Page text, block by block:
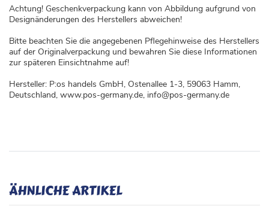
Achtung! Geschenkverpackung kann von Abbildung aufgrund von
Designänderungen des Herstellers abweichen!
Bitte beachten Sie die angegebenen Pflegehinweise des Herstellers
auf der Originalverpackung und bewahren Sie diese Informationen
zur späteren Einsichtnahme auf!
Hersteller: P:os handels GmbH, Ostenallee 1-3, 59063 Hamm,
Deutschland, www.pos-germany.de, info@pos-germany.de
ÄHNLICHE ARTIKEL